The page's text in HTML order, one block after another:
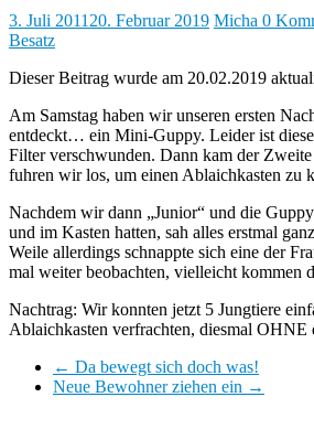
3. Juli 2011 20. Februar 2019 Micha 0
Besatz
Dieser Beitrag wurde am 20.02.2019
Am Samstag haben wir unseren ersten
entdeckt… ein Mini-Guppy. Leider ist
Filter verschwunden. Dann kam der
fuhren wir los, um einen Ablaichkasten zu
Nachdem wir dann „Junior“ und die
und im Kasten hatten, sah alles erstmal
Weile allerdings schnappte sich eine der
mal weiter beobachten, vielleicht kommen
Nachtrag: Wir konnten jetzt 5 Jungtiere
Ablaichkasten verfrachten, diesmal OHNE
← Da bewegt sich doch was!
Neue Bewohner ziehen ein →